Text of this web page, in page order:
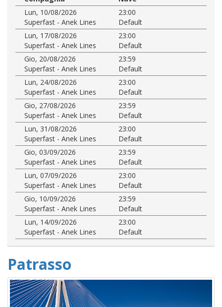
Lun, 10/08/2026
23:00
Superfast - Anek Lines
Default
Lun, 17/08/2026
23:00
Superfast - Anek Lines
Default
Gio, 20/08/2026
23:59
Superfast - Anek Lines
Default
Lun, 24/08/2026
23:00
Superfast - Anek Lines
Default
Gio, 27/08/2026
23:59
Superfast - Anek Lines
Default
Lun, 31/08/2026
23:00
Superfast - Anek Lines
Default
Gio, 03/09/2026
23:59
Superfast - Anek Lines
Default
Lun, 07/09/2026
23:00
Superfast - Anek Lines
Default
Gio, 10/09/2026
23:59
Superfast - Anek Lines
Default
Lun, 14/09/2026
23:00
Superfast - Anek Lines
Default
Patrasso